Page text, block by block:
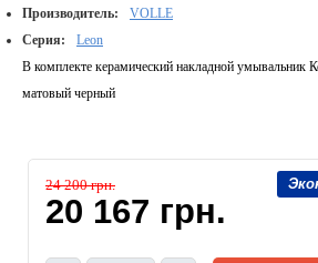
Производитель:
VOLLE
Серия:
Leon
В комплекте керамический накладной умывальник
матовый черный
24 200 грн.
20 167 грн.